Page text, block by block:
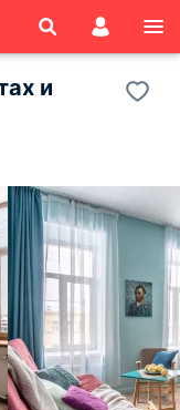
и